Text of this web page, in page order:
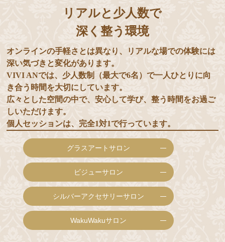
リアルと少人数で
深く整う環境
オンラインの手軽さとは異なり、リアルな場での体験には
深い気づきと変化があります。
VIVI ANでは、少人数制（最大で6名）で一人ひとりに向
き合う時間を大切にしています。
広々とした空間の中で、安心して学び、整う時間をお過ご
しいただけます。
個人セッションは、完全1対1で行っています。
グラスアートサロン
ビジューサロン
シルバーアクセサリーサロン
WakuWakuサロン